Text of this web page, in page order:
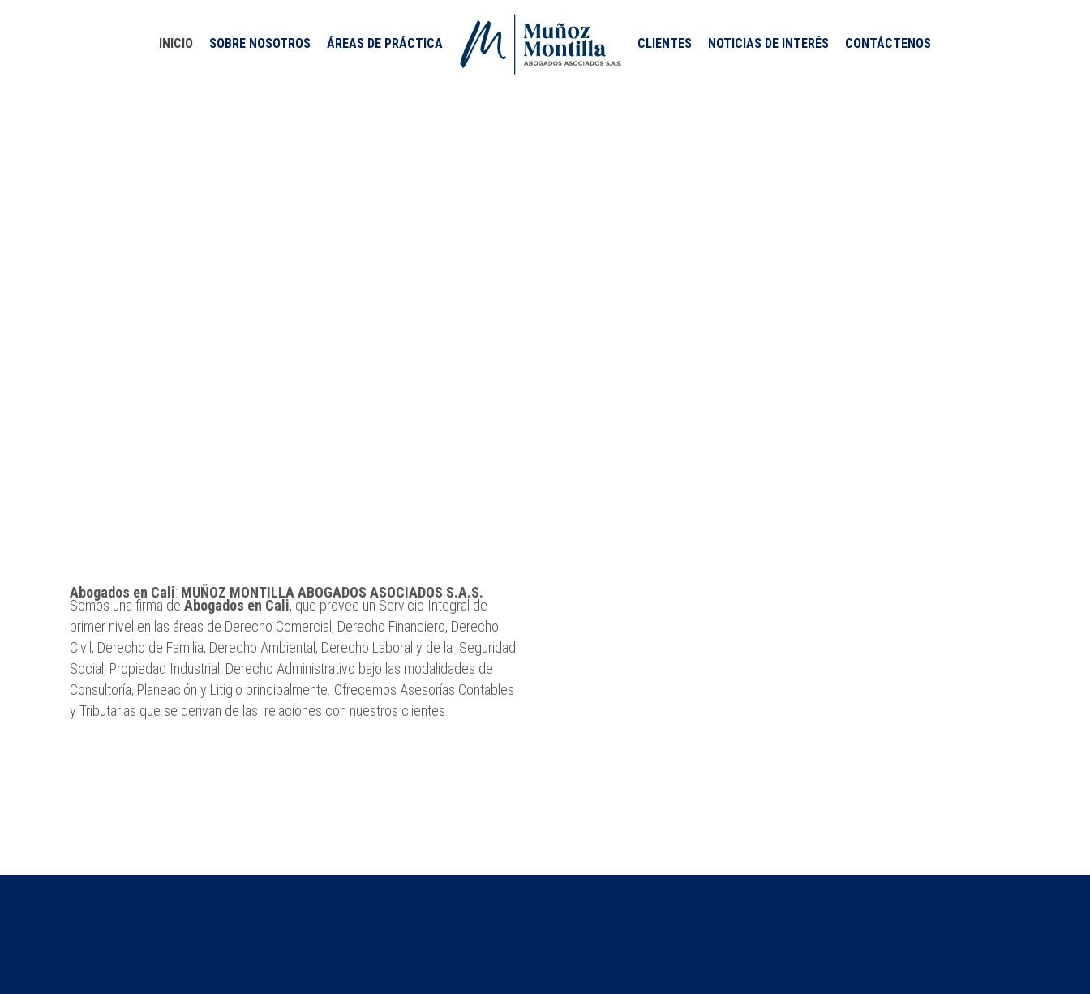
INICIO SOBRE NOSOTROS ÁREAS DE PRÁCTICA CLIENTES NOTICIAS DE INTERÉS CONTÁCTENOS
Abogados en Cali: MUÑOZ MONTILLA ABOGADOS ASOCIADOS S.A.S.
Somos una firma de Abogados en Cali, que provee un Servicio Integral de
primer nivel en las áreas de Derecho Comercial, Derecho Financiero, Derecho
Civil, Derecho de Familia, Derecho Ambiental, Derecho Laboral y de la Seguridad
Social, Propiedad Industrial, Derecho Administrativo bajo las modalidades de
Consultoría, Planeación y Litigio principalmente. Ofrecemos Asesorías Contables
y Tributarias que se derivan de las relaciones con nuestros clientes.